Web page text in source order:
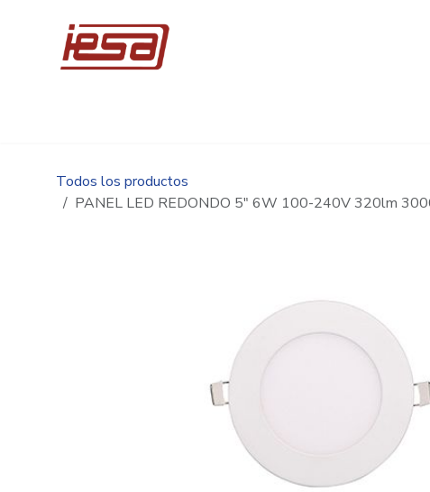
Todos los productos
PANEL LED REDONDO 5" 6W 100-240V 320lm